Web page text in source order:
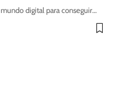
digital para conseguir…